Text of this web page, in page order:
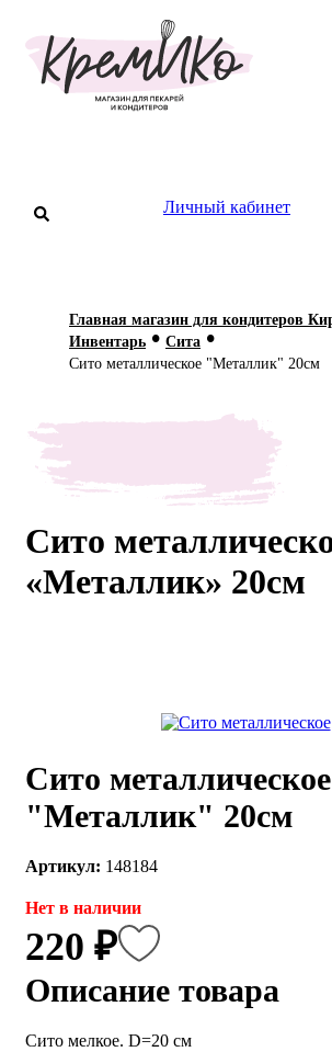
Личный кабинет
классы
Главная магазин для кондитеров
Инвентарь • Сита •
Сито металлическое "Металлик" 20см
Сито
«Металлик» 20см
Сито металлическое
"Металлик" 20см
Артикул: 148184
Нет в наличии
220 ₽
Описание товара
Сито мелкое. D=20 см